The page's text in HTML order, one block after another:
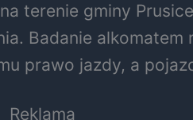
terenie gminy
Badanie
prawo jazdy, a
Reklama